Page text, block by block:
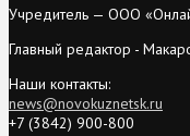
Учредитель — ООО
Главный редактор -
Наши контакты:
news@novokuznetsk.ru
+7 (3842) 900-800